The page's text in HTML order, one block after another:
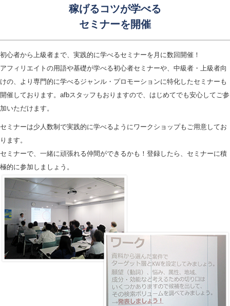
稼げるコツが学べる
セミナーを開催
初心者から上級者まで、実践的に学べるセミナーを月に数回開催！
アフィリエイトの用語や基礎が学べる初心者セミナーや、中級者・上級者向
けの、より専門的に学べるジャンル・プロモーションに特化したセミナーも
開催しております。afbスタッフもおりますので、はじめてでも安心してご参
加いただけます。
セミナーは少人数制で実践的に学べるようにワークショップもご用意してお
ります。
セミナーで、一緒に頑張れる仲間ができるかも！登録したら、セミナーに積
極的に参加しましょう。